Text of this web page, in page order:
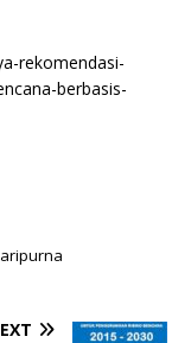
rekomendasi-
berbasis-